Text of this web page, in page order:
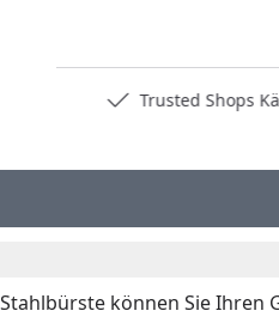
Bild anzeigen
Trusted Shops
können Sie Ihren